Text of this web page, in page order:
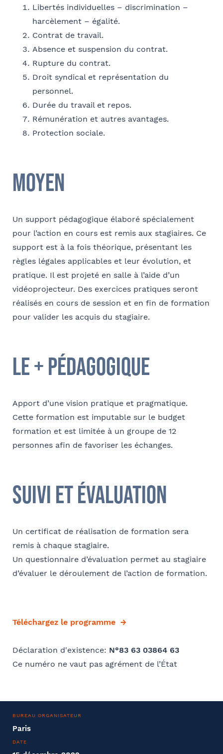
Libertés individuelles – discrimination –
harcèlement – égalité.
Contrat de travail.
Absence et suspension du contrat.
Rupture du contrat.
Droit syndical et représentation du
personnel.
Durée du travail et repos.
Rémunération et autres avantages.
Protection sociale.
Moyen
Un support pédagogique élaboré spécialement
pour l’action en cours est remis aux stagiaires. Ce
support est à la fois théorique, présentant les
règles légales applicables et leur évolution, et
pratique. Il est projeté en salle à l’aide d’un
vidéoprojecteur. Des exercices pratiques seront
réalisés en cours de session et en fin de formation
pour valider les acquis du stagiaire.
le + pédagogique
Apport d’une vision pratique et pragmatique.
Cette formation est imputable sur le budget
formation et est limitée à un groupe de 12
personnes afin de favoriser les échanges.
suivi et évaluation
Un certificat de réalisation de formation sera
remis à chaque stagiaire.
Un questionnaire d’évaluation permet au stagiaire
d’évaluer le déroulement de l’action de formation.
Téléchargez le programme
Déclaration d'existence: N°83 63 03864 63
Ce numéro ne vaut pas agrément de l’État
BUREAU ORGANISATEUR
Paris
DATE
Bureau formateur
Commentaire- FACULTATIF